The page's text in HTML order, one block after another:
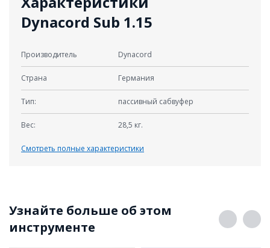
Dynacord Sub 1.15
Производитель Dynacord
Cтрана Германия
Тип: пассивный сабвуфер
Вес: 28,5 кг.
Смотреть полные характеристики
Узнайте больше об этом
инструменте